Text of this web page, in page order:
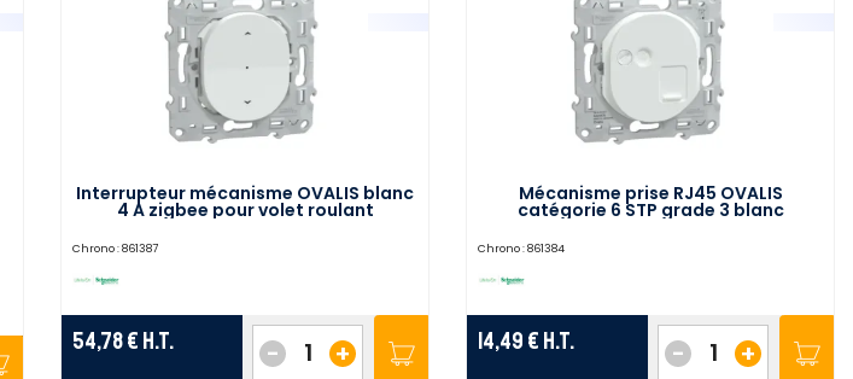
Interrupteur mécanisme OVALIS blanc
4 A zigbee pour volet roulant
Chrono :861387
54,78 € H.T. +
-
Mécanisme prise RJ45 OVALIS
catégorie 6 STP grade 3 blanc
Chrono :861384
14,49 € H.T. +
-